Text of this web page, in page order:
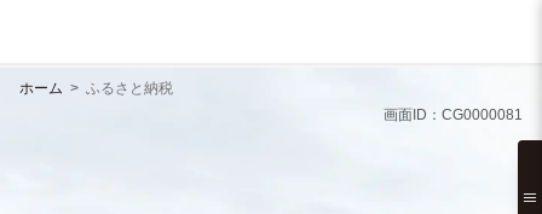
≡
ホーム > ふるさと納税
画面ID：CG0000081